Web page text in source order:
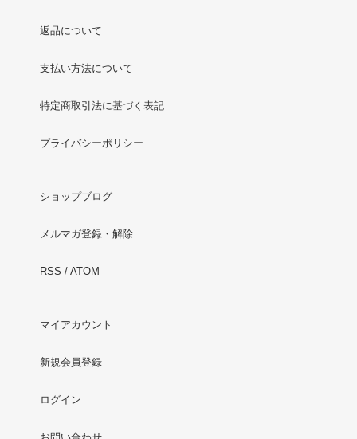
返品について
支払い方法について
特定商取引法に基づく表記
プライバシーポリシー
ショップブログ
メルマガ登録・解除
RSS / ATOM
マイアカウント
新規会員登録
ログイン